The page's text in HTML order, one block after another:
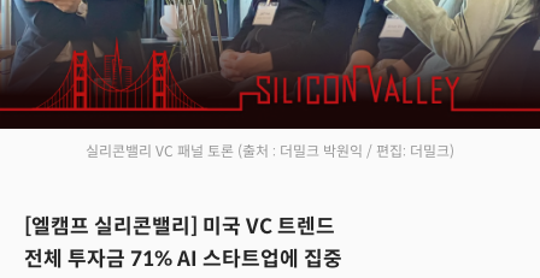
실리콘밸리 VC 패널 토론 (출처 : 더밀크 박원익 / 편집: 더밀크)
[엘캠프 실리콘밸리] 미국 VC 트렌드
전체 투자금 71% AI 스타트업에 집중